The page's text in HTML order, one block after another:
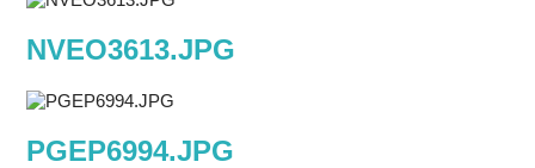
NVEO3613.JPG
PGEP6994.JPG